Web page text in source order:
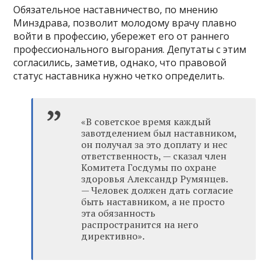
Обязательное наставничество, по мнению
Минздрава, позволит молодому врачу плавно
войти в профессию, убережет его от раннего
профессионального выгорания. Депутаты с этим
согласились, заметив, однако, что правовой
статус наставника нужно четко определить.
«В советское время каждый
завотделением был наставником,
он получал за это доплату и нес
ответственность, — сказал член
Комитета Госдумы по охране
здоровья Александр Румянцев.
— Человек должен дать согласие
быть наставником, а не просто
эта обязанность
распространится на него
директивно».